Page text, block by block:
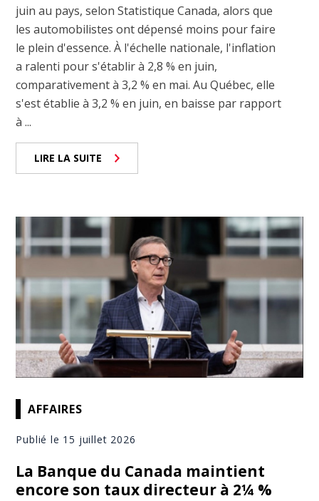
juin au pays, selon Statistique Canada, alors que
les automobilistes ont dépensé moins pour faire
le plein d'essence. À l'échelle nationale, l'inflation
a ralenti pour s'établir à 2,8 % en juin,
comparativement à 3,2 % en mai. Au Québec, elle
s'est établie à 3,2 % en juin, en baisse par rapport
à ...
LIRE LA SUITE
AFFAIRES
Publié le 15 juillet 2026
La Banque du Canada maintient
encore son taux directeur à 2¼ %